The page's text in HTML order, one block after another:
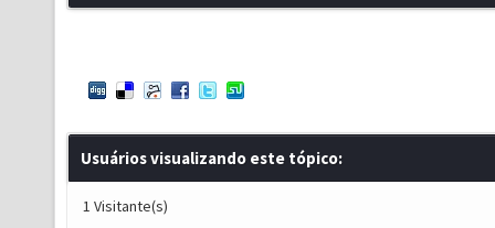
Usuários visualizando este tópico:
1 Visitante(s)